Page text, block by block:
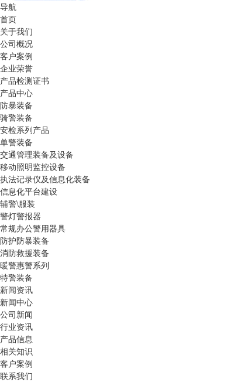
导航
首页
关于我们
公司概况
客户案例
企业荣誉
产品检测证书
产品中心
防暴装备
骑警装备
安检系列产品
单警装备
交通管理装备及设备
移动照明监控设备
执法记录仪及信息化装备
信息化平台建设
辅警\服装
警灯警报器
常规办公警用器具
防护防暴装备
消防救援装备
暖警惠警系列
特警装备
新闻资讯
新闻中心
公司新闻
行业资讯
产品信息
相关知识
客户案例
联系我们